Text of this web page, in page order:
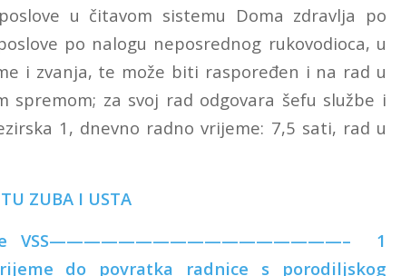
u čitavom sistemu Doma zdravlja po
po nalogu neposrednog rukovodioca, u
i zvanja, te može biti raspoređen i na rad u
spremom; za svoj rad odgovara šefu službe i
1, dnevno radno vrijeme: 7,5 sati, rad u
ZUBA I USTA
VSS—————————————————– 1
do povratka radnice s porodiljskog